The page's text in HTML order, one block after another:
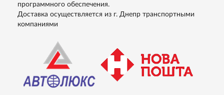
программного обеспечения.
Доставка осуществляется из г. Днепр транспортными
компаниями